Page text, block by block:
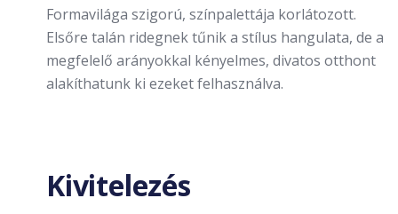
Formavilága szigorú, színpalettája korlátozott.
Elsőre talán ridegnek tűnik a stílus hangulata, de a
megfelelő arányokkal kényelmes, divatos otthont
alakíthatunk ki ezeket felhasználva.
Kivitelezés